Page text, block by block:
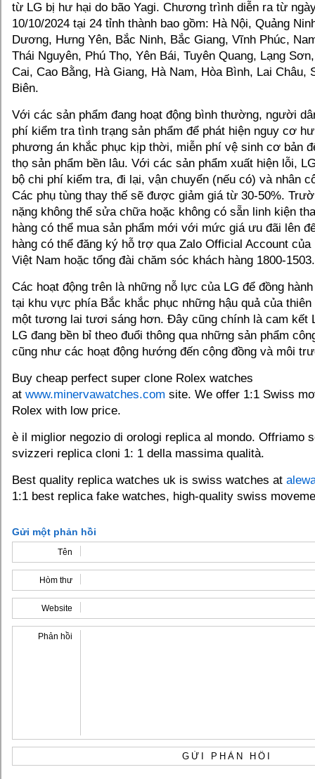
từ LG bị hư hại do bão Yagi. Chương trình diễn ra từ
10/10/2024 tại 24 tỉnh thành bao gồm: Hà Nội, Quảng
Dương, Hưng Yên, Bắc Ninh, Bắc Giang, Vĩnh Phúc,
Thái Nguyên, Phú Thọ, Yên Bái, Tuyên Quang, Lạng
Cai, Cao Bằng, Hà Giang, Hà Nam, Hòa Bình, Lai Châu,
Biên.
Với các sản phẩm đang hoạt động bình thường, người
phí kiểm tra tình trạng sản phẩm để phát hiện nguy cơ
phương án khắc phục kịp thời, miễn phí vệ sinh cơ bản
thọ sản phẩm bền lâu. Với các sản phẩm xuất hiện lỗi,
bộ chi phí kiểm tra, đi lại, vận chuyển (nếu có) và nhân
Các phụ tùng thay thế sẽ được giảm giá từ 30-50%.
nặng không thể sửa chữa hoặc không có sẵn linh kiện
hàng có thể mua sản phẩm mới với mức giá ưu đãi lên
hàng có thể đăng ký hỗ trợ qua Zalo Official Account
Việt Nam hoặc tổng đài chăm sóc khách hàng 1800-1503.
Các hoạt động trên là những nỗ lực của LG để đồng
tại khu vực phía Bắc khắc phục những hậu quả của
một tương lai tươi sáng hơn. Đây cũng chính là cam kết
LG đang bền bỉ theo đuổi thông qua những sản phẩm
cũng như các hoạt động hướng đến cộng đồng và môi
Buy cheap perfect super clone Rolex watches
at www.minervawatches.com site. We offer 1:1 Swiss
Rolex with low price.
è il miglior negozio di orologi replica al mondo. Offriamo
svizzeri replica cloni 1: 1 della massima qualità.
Best quality replica watches uk is swiss watches at
1:1 best replica fake watches, high-quality swiss
Gửi một phản hồi
Tên
Hòm thư
Website
Phản hồi